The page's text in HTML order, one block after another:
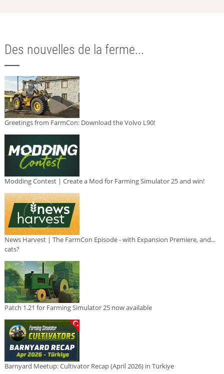
Des nouvelles de la ferme...
Greetings from FarmCon: Download the Volvo L90!
Modding Contest | Create a Mod for Farming Simulator 25 and win!
News Harvest | The FarmCon Episode - with Expansion Premiere, and...
cats?
Patch 1.21 for Farming Simulator 25 now available
Barnyard Meetup: Cultivator Recap (April 2026) in Türkiye